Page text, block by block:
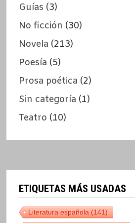
Guías (3)
No ficción (30)
Novela (213)
Poesía (5)
Prosa poética (2)
Sin categoría (1)
Teatro (10)
ETIQUETAS MÁS USADAS
Literatura española(141)